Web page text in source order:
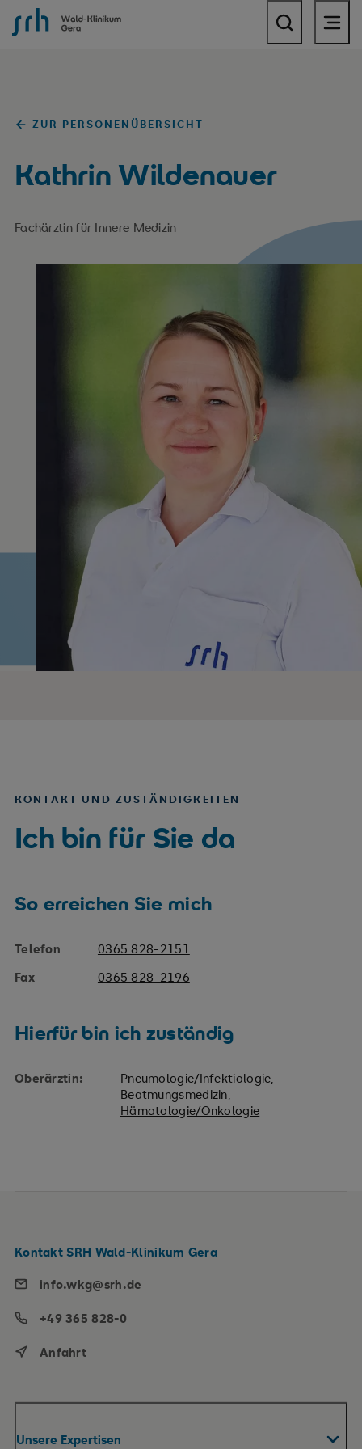
SRH Wald-Klinikum Gera
ZUR PERSONENÜBERSICHT
Kathrin Wildenauer
Fachärztin für Innere Medizin
KONTAKT UND ZUSTÄNDIGKEITEN
Ich bin für Sie da
So erreichen Sie mich
Telefon
0365 828-2151
Fax
0365 828-2196
Hierfür bin ich zuständig
Oberärztin:
Pneumologie/Infektiologie,
Beatmungsmedizin,
Hämatologie/Onkologie
Unsere Expertisen
Kontakt SRH Wald-Klinikum Gera
info.wkg@srh.de
+49 365 828-0
Anfahrt